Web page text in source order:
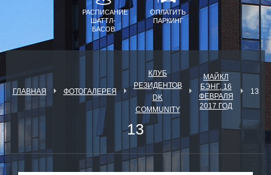
РАСПИСАНИЕ
ШАТТЛ-
БАСОВ
ОПЛАТИТЬ
ПАРКИНГ
ГЛАВНАЯ ФОТОГАЛЕРЕЯ
КЛУБ
РЕЗИДЕНТОВ
DK
COMMUNITY
МАЙКЛ
БЭНГ, 16
ФЕВРАЛЯ
2017 ГОД
13
13